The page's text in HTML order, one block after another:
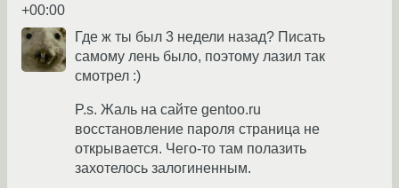
+00:00
Где ж ты был 3 недели назад? Писать
самому лень было, поэтому лазил так
смотрел :)
P.s. Жаль на сайте gentoo.ru
восстановление пароля страница не
открывается. Чего-то там полазить
захотелось залогиненным.